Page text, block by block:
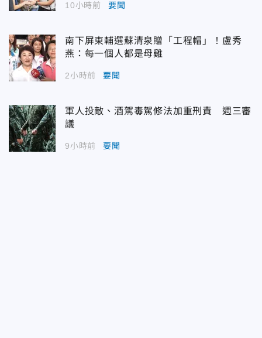
10小時前 要聞
南下屏東輔選蘇清泉贈「工程帽」！盧秀
燕：每一個人都是母雞
2小時前 要聞
軍人投敵、酒駕毒駕修法加重刑責 週三審
議
9小時前 要聞